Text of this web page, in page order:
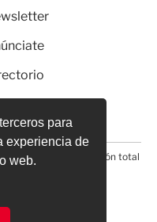
para
experiencia de
web.
la reproducción total
medio electrónico*